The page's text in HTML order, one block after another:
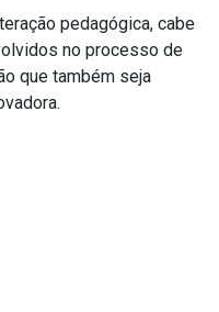
pedagógica, cabe
no processo de
que também seja